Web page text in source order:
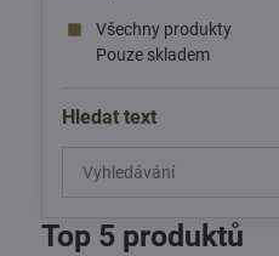
Všechny produkty
Pouze skladem
Hledat text
Prohledat
výsledky
fulltextem
Top 5 produktů